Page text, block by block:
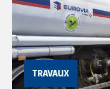
TRAVAUX